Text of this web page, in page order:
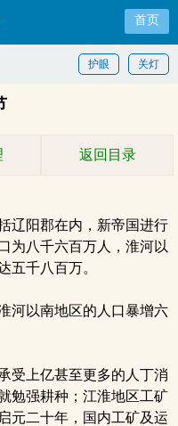
首页
关灯
护眼
返回目录
辽阳郡在内，新帝国进行
为八千六百万人，淮河以
五千八百万。
河以南地区的人口暴增六
受上亿甚至更多的人丁消
勉强耕种；江淮地区工矿
元二十年，国内工矿及运